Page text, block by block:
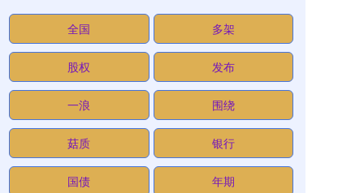
全国 多架
股权 发布
一浪 围绕
菇质 银行
国债 年期